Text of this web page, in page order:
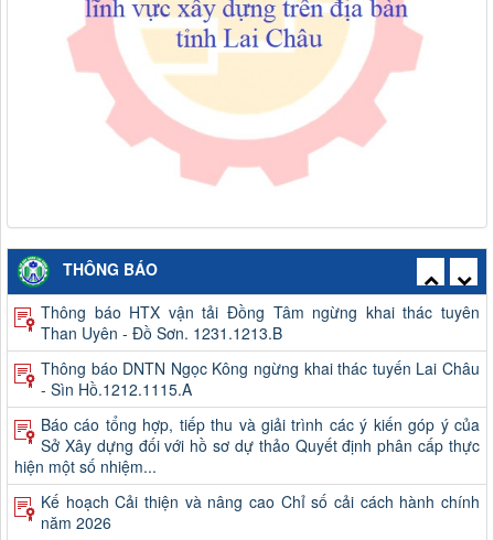
THÔNG BÁO
Thông báo công khai việc mua sắm, hình thành tài sản công
năm 2026
Thông báo HTX vận tải Đồng Tâm ngừng khai thác tuyên
Than Uyên - Đồ Sơn. 1231.1213.B
Thông báo DNTN Ngọc Kông ngừng khai thác tuyến Lai Châu
- Sìn Hồ.1212.1115.A
Báo cáo tổng hợp, tiếp thu và giải trình các ý kiến góp ý của
Sở Xây dựng đối với hồ sơ dự thảo Quyết định phân cấp thực
hiện một số nhiệm...
Kế hoạch Cải thiện và nâng cao Chỉ số cải cách hành chính
năm 2026